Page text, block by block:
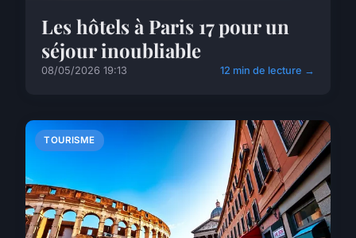
Les hôtels à Paris 17 pour un
séjour inoubliable
08/05/2026 19:13 12 min de lecture →
TOURISME